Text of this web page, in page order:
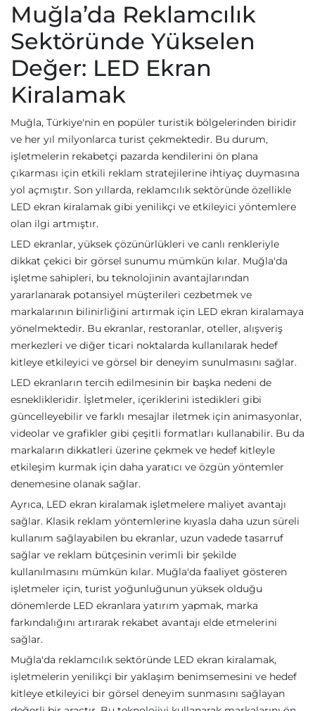
Muğla’da Reklamcılık
Sektöründe Yükselen
Değer: LED Ekran
Kiralamak
Muğla, Türkiye'nin en popüler turistik bölgelerinden biridir
ve her yıl milyonlarca turist çekmektedir. Bu durum,
işletmelerin rekabetçi pazarda kendilerini ön plana
çıkarması için etkili reklam stratejilerine ihtiyaç duymasına
yol açmıştır. Son yıllarda, reklamcılık sektöründe özellikle
LED ekran kiralamak gibi yenilikçi ve etkileyici yöntemlere
olan ilgi artmıştır.
LED ekranlar, yüksek çözünürlükleri ve canlı renkleriyle
dikkat çekici bir görsel sunumu mümkün kılar. Muğla'da
işletme sahipleri, bu teknolojinin avantajlarından
yararlanarak potansiyel müşterileri cezbetmek ve
markalarının bilinirliğini artırmak için LED ekran kiralamaya
yönelmektedir. Bu ekranlar, restoranlar, oteller, alışveriş
merkezleri ve diğer ticari noktalarda kullanılarak hedef
kitleye etkileyici ve görsel bir deneyim sunulmasını sağlar.
LED ekranların tercih edilmesinin bir başka nedeni de
esneklikleridir. İşletmeler, içeriklerini istedikleri gibi
güncelleyebilir ve farklı mesajlar iletmek için animasyonlar,
videolar ve grafikler gibi çeşitli formatları kullanabilir. Bu da
markaların dikkatleri üzerine çekmek ve hedef kitleyle
etkileşim kurmak için daha yaratıcı ve özgün yöntemler
denemesine olanak sağlar.
Ayrıca, LED ekran kiralamak işletmelere maliyet avantajı
sağlar. Klasik reklam yöntemlerine kıyasla daha uzun süreli
kullanım sağlayabilen bu ekranlar, uzun vadede tasarruf
sağlar ve reklam bütçesinin verimli bir şekilde
kullanılmasını mümkün kılar. Muğla'da faaliyet gösteren
işletmeler için, turist yoğunluğunun yüksek olduğu
dönemlerde LED ekranlara yatırım yapmak, marka
farkındalığını artırarak rekabet avantajı elde etmelerini
sağlar.
Muğla'da reklamcılık sektöründe LED ekran kiralamak,
işletmelerin yenilikçi bir yaklaşım benimsemesini ve hedef
kitleye etkileyici bir görsel deneyim sunmasını sağlayan